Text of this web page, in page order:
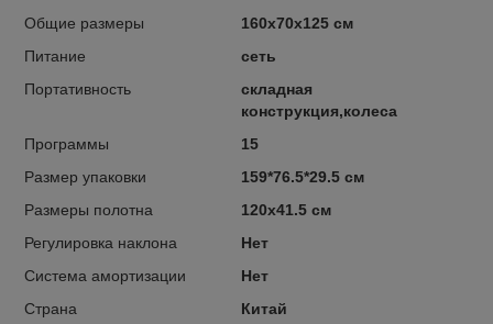
Общие размеры
160х70х125 см
Питание
сеть
Портативность
складная
конструкция,колеса
Программы
15
Размер упаковки
159*76.5*29.5 см
Размеры полотна
120х41.5 см
Регулировка наклона
Нет
Система амортизации
Нет
Страна
Китай